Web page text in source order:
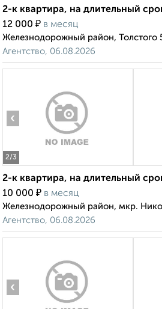
2-к квартира, на длительный
12 000 ₽ в месяц
Железнодорожный район, Толстого
Агентство, 06.08.2026
2/3
‹
2-к квартира, на длительный
10 000 ₽ в месяц
Железнодорожный район, мкр.
Агентство, 06.08.2026
‹